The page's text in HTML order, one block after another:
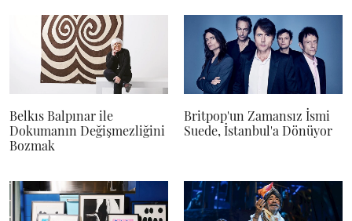
Belkıs Balpınar ile
Dokumanın Değişmezliğini
Bozmak
Britpop'un Zamansız İsmi
Suede, İstanbul'a Dönüyor